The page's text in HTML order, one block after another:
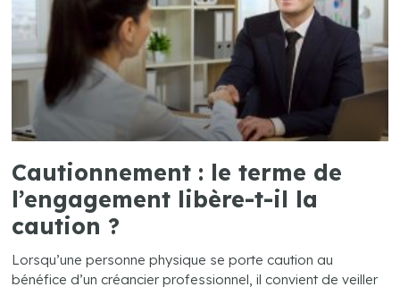
Cautionnement : le terme de
l’engagement libère-t-il la
caution ?
Lorsqu’une personne physique se porte caution au
bénéfice d’un créancier professionnel, il convient de veiller